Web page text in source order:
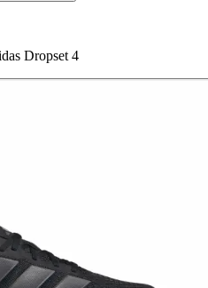
Dropset 4